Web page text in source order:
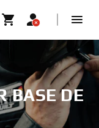
BASE DE